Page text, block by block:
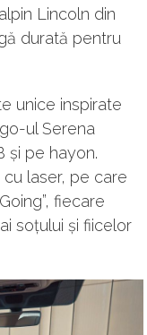
Lincoln din
durată pentru
unice inspirate
ul Serena
și pe hayon.
laser, pe care
fiecare
soțului și fiicelor